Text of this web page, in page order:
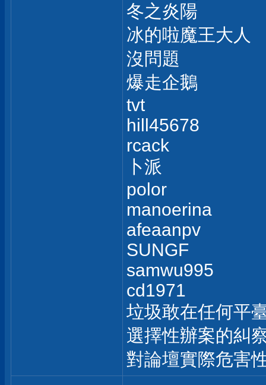
冬之炎陽
冰的啦魔王大人
沒問題
爆走企鵝
tvt
hill45678
rcack
卜派
polor
manoerina
afeaanpv
SUNGF
samwu995
cd1971
垃圾敢在任何平
選擇性辦案的糾
對論壇實際危害